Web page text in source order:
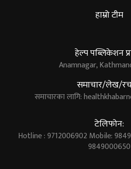
हाम्रो टीम
हेल्प पब्लिकेशन
Anamnagar,
समाचार/लेख/
समाचारका लागि:
टेलिफोन:
Hotline : 9712006902 Mobile:
9849000650